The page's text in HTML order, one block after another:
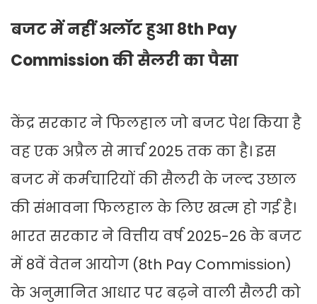
बजट में नहीं अलॉट हुआ 8th Pay
Commission की सैलरी का पैसा
केंद्र सरकार ने फिलहाल जो बजट पेश किया है
वह एक अप्रैल से मार्च 2025 तक का है। इस
बजट में कर्मचारियों की सैलरी के जल्द उछाल
की संभावना फिलहाल के लिए खत्म हो गई है।
भारत सरकार ने वित्तीय वर्ष 2025-26 के बजट
में 8वें वेतन आयोग (8th Pay Commission)
के अनुमानित आधार पर बढ़ने वाली सैलरी को